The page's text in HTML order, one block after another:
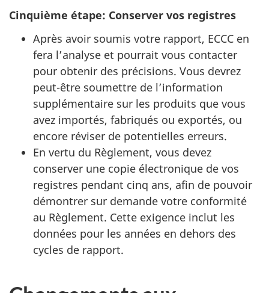
Cinquième étape: Conserver vos registres
Après avoir soumis votre rapport, ECCC en
fera l’analyse et pourrait vous contacter
pour obtenir des précisions. Vous devrez
peut-être soumettre de l’information
supplémentaire sur les produits que vous
avez importés, fabriqués ou exportés, ou
encore réviser de potentielles erreurs.
En vertu du Règlement, vous devez
conserver une copie électronique de vos
registres pendant cinq ans, afin de pouvoir
démontrer sur demande votre conformité
au Règlement. Cette exigence inclut les
données pour les années en dehors des
cycles de rapport.